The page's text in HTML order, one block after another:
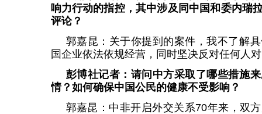
响力行动的指控，其中涉及同中国和委内瑞
评论？
郭嘉昆：关于你提到的案件，我不了解
国企业依法依规经营，同时坚决反对任何人
彭博社记者：请问中方采取了哪些措施
情？如何确保中国公民的健康不受影响？
郭嘉昆：中非开启外交关系70年来，双